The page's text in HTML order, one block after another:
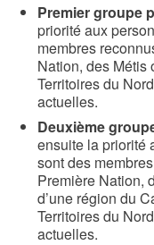
Premier groupe
priorité aux
membres
Nation, des Métis
Territoires du
actuelles.
Deuxième
ensuite la priorité
sont des
Première Nation,
d’une région du
Territoires du
actuelles.